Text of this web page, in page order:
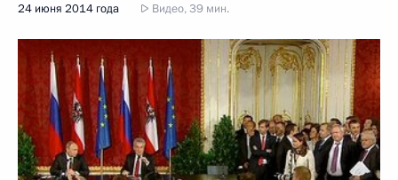
24 июня 2014 года Видео, 39 мин.